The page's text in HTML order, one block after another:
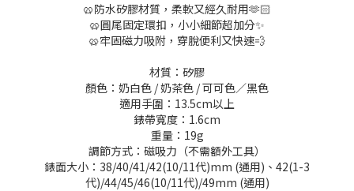
🥨防水矽膠材質，柔軟又經久耐用🫶🏻
🥨圓尾固定環扣，小小細節超加分✨
🥨牢固磁力吸附，穿脫便利又快速💨
材質：矽膠
顏色：奶白色 / 奶茶色 / 可可色／黑色
適用手圍：13.5cm以上
錶帶寬度：1.6cm
重量：19g
調節方式：磁吸力（不需額外工具）
錶面大小： 38/40/41/42(10/11代)mm (通用) 、 42(1-3
代)/44/45/46(10/11代)/49mm (通用)